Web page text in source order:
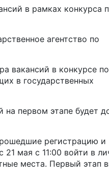
в рамках конкурса
агентство по
вакансий в конкурсе по
в государственных
первом этапе будет
регистрацию и
21 мая с 11:00 войти в
места. Первый этап